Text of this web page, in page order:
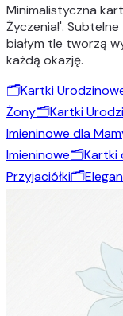
Minimalistyczna
Życzenia!'.
białym tle tworzą
każdą okazję.
🗂️Kartki
Żony🗂️Kartki
Imieninowe dla
Imieninowe🗂️Kartki
Przyjaciółki🗂️